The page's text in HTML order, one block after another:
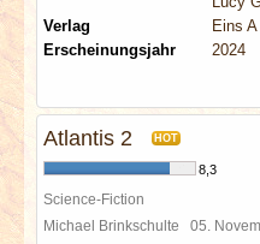
Verlag
Eins
Erscheinungsjahr
2024
Atlantis 2 HOT
8,3
Science-Fiction
Michael Brinkschulte 05.